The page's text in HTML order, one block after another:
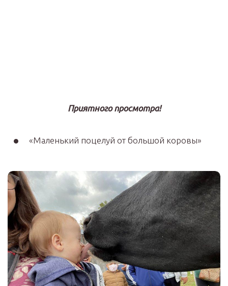
Приятного просмотра!
«Маленький поцелуй от большой коровы»